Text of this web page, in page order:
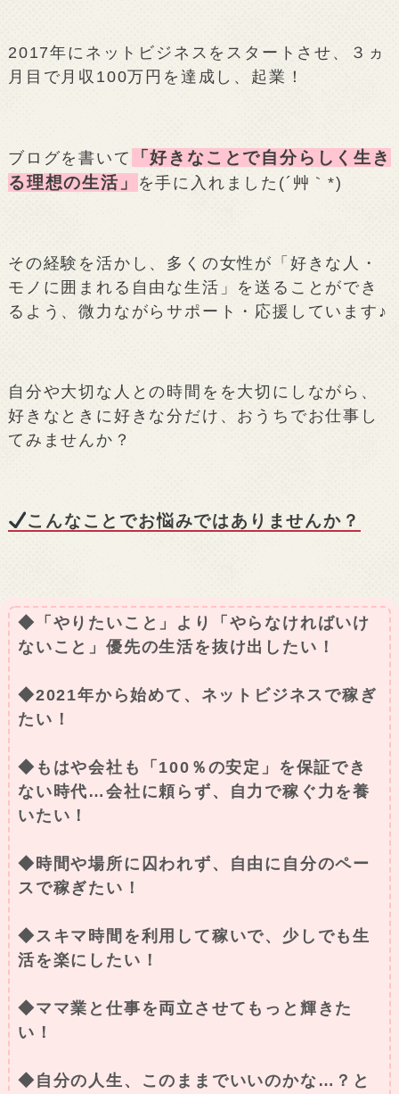
2017年にネットビジネスをスタートさせ、３ヵ
月目で月収100万円を達成し、起業！
ブログを書いて
「好きなことで自分らしく生き
る理想の生活」
を手に入れました(´艸｀*)
その経験を活かし、多くの女性が「好きな人・
モノに囲まれる自由な生活」を送ることができ
るよう、微力ながらサポート・応援しています♪
自分や大切な人との時間をを大切にしながら、
好きなときに好きな分だけ、おうちでお仕事し
てみませんか？
こんなことでお悩みではありませんか？
◆「やりたいこと」より「やらなければいけ
ないこと」優先の生活を抜け出したい！
◆2021年から始めて、ネットビジネスで稼ぎ
たい！
◆もはや会社も「100％の安定」を保証でき
ない時代…会社に頼らず、自力で稼ぐ力を養
いたい！
◆時間や場所に囚われず、自由に自分のペー
スで稼ぎたい！
◆スキマ時間を利用して稼いで、少しでも生
活を楽にしたい！
◆ママ業と仕事を両立させてもっと輝きた
い！
◆自分の人生、このままでいいのかな…？と